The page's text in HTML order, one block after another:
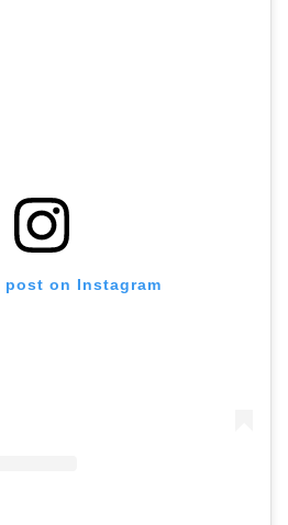
post on Instagram